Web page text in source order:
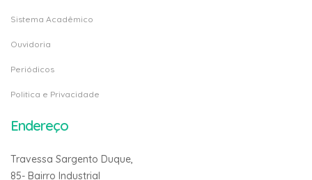
Sistema Acadêmico
Ouvidoria
Periódicos
Politica e Privacidade
Endereço
Travessa Sargento Duque,
85- Bairro Industrial